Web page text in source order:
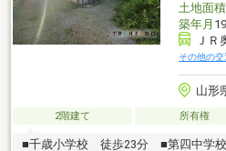
土地面積
築年月
Ｊ
その他の交
山形
2階建て 所有権
■千歳小学校 徒歩23分 ■第四中学